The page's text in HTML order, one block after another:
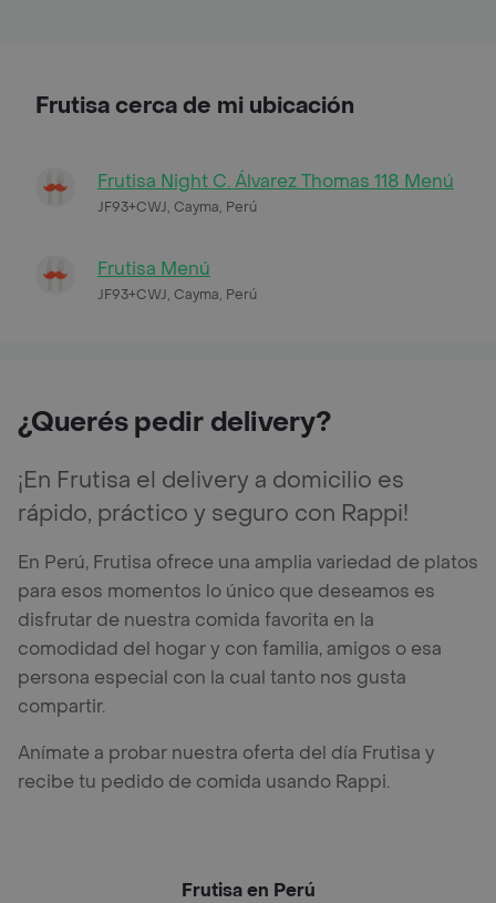
Frutisa cerca de mi ubicación
Frutisa Night C. Álvarez Thomas 118 Menú
JF93+CWJ, Cayma, Perú
Frutisa Menú
JF93+CWJ, Cayma, Perú
¿Querés pedir delivery?
¡En Frutisa el delivery a domicilio es
rápido, práctico y seguro con Rappi!
En Perú, Frutisa ofrece una amplia variedad de platos
para esos momentos lo único que deseamos es
disfrutar de nuestra comida favorita en la
comodidad del hogar y con familia, amigos o esa
persona especial con la cual tanto nos gusta
compartir.
Anímate a probar nuestra oferta del día Frutisa y
recibe tu pedido de comida usando Rappi.
Frutisa en Perú